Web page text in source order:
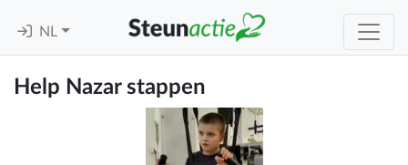
NL
Help Nazar stappen